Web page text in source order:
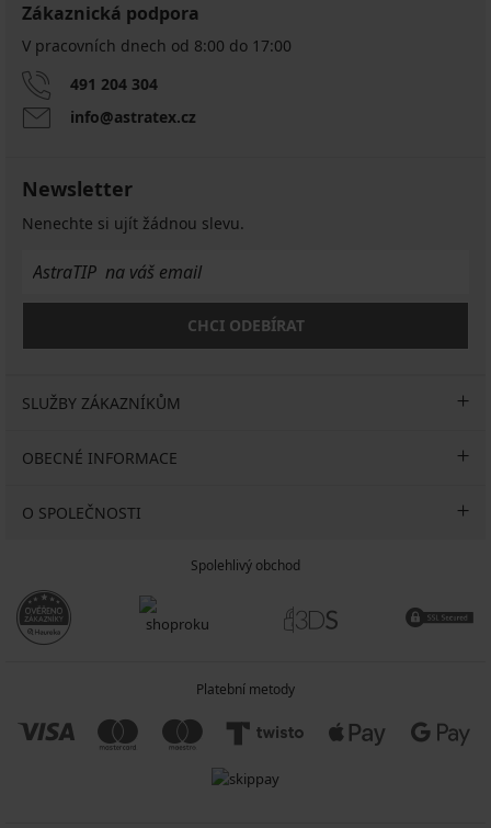
Zákaznická podpora
V pracovních dnech od 8:00 do 17:00
491 204 304
info@astratex.cz
Newsletter
Nenechte si ujít žádnou slevu.
CHCI ODEBÍRAT
SLUŽBY ZÁKAZNÍKŮM
OBECNÉ INFORMACE
O SPOLEČNOSTI
Spolehlivý obchod
Platební metody